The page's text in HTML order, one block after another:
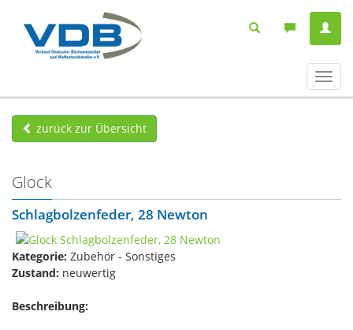
ein-/
zurück zur Übersicht
Glock
Schlagbolzenfeder, 28 Newton
Kategorie: Zubehör - Sonstiges
Zustand: neuwertig
Beschreibung: